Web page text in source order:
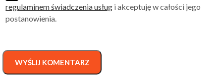
regulaminem świadczenia usług i akceptuję w całości jego
postanowienia.
WYŚLIJ KOMENTARZ